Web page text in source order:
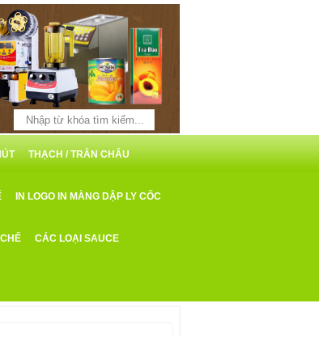
THẠCH / TRÂN CHÂU
IN LOGO IN MÀNG DẬP LY CỐC
CÁC LOẠI SAUCE